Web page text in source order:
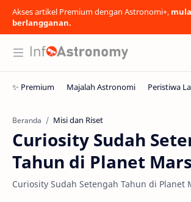
Akses artikel Premium dengan Astronomi+,
berlangganan.
Beranda Misi dan Riset
Curiosity Sudah
Tahun di Planet Mars
Curiosity Sudah Setengah Tahun di Planet